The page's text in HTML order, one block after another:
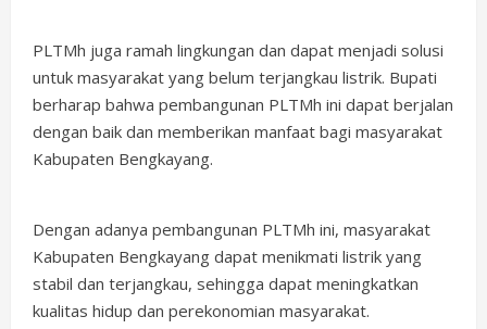
PLTMh juga ramah lingkungan dan dapat menjadi solusi
untuk masyarakat yang belum terjangkau listrik. Bupati
berharap bahwa pembangunan PLTMh ini dapat berjalan
dengan baik dan memberikan manfaat bagi masyarakat
Kabupaten Bengkayang.
Dengan adanya pembangunan PLTMh ini, masyarakat
Kabupaten Bengkayang dapat menikmati listrik yang
stabil dan terjangkau, sehingga dapat meningkatkan
kualitas hidup dan perekonomian masyarakat.